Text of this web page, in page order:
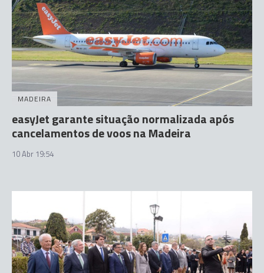
MADEIRA
easyJet garante situação normalizada após
cancelamentos de voos na Madeira
10 Abr 19:54